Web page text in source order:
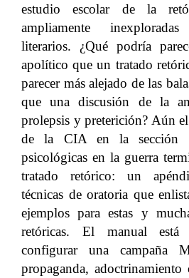
estudio escolar de la
ampliamente
literarios. ¿Qué podría
apolítico que un tratado
parecer más alejado de las
que una discusión de la
prolepsis y preterición? Aún
de la CIA en la sección
psicológicas en la guerra
tratado retórico: un
técnicas de oratoria que
ejemplos para estas y
retóricas. El manual está
configurar una campaña
propaganda,